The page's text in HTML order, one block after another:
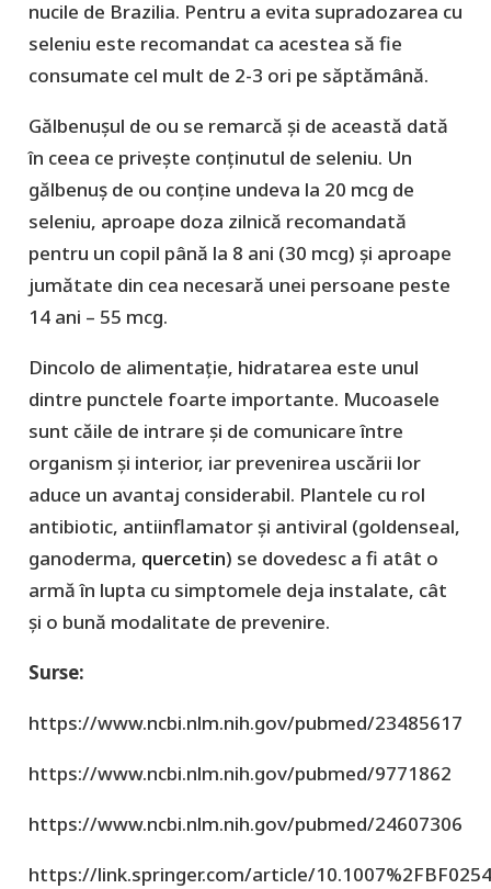
nucile de Brazilia. Pentru a evita supradozarea cu
seleniu este recomandat ca acestea să fie
consumate cel mult de 2-3 ori pe săptămână.
Gălbenușul de ou se remarcă și de această dată
în ceea ce privește conținutul de seleniu. Un
gălbenuș de ou conține undeva la 20 mcg de
seleniu, aproape doza zilnică recomandată
pentru un copil până la 8 ani (30 mcg) și aproape
jumătate din cea necesară unei persoane peste
14 ani – 55 mcg.
Dincolo de alimentație, hidratarea este unul
dintre punctele foarte importante. Mucoasele
sunt căile de intrare și de comunicare între
organism și interior, iar prevenirea uscării lor
aduce un avantaj considerabil. Plantele cu rol
antibiotic, antiinflamator și antiviral (goldenseal,
ganoderma, quercetin) se dovedesc a fi atât o
armă în lupta cu simptomele deja instalate, cât
și o bună modalitate de prevenire.
Surse:
https://www.ncbi.nlm.nih.gov/pubmed/23485617
https://www.ncbi.nlm.nih.gov/pubmed/9771862
https://www.ncbi.nlm.nih.gov/pubmed/24607306
https://link.springer.com/article/